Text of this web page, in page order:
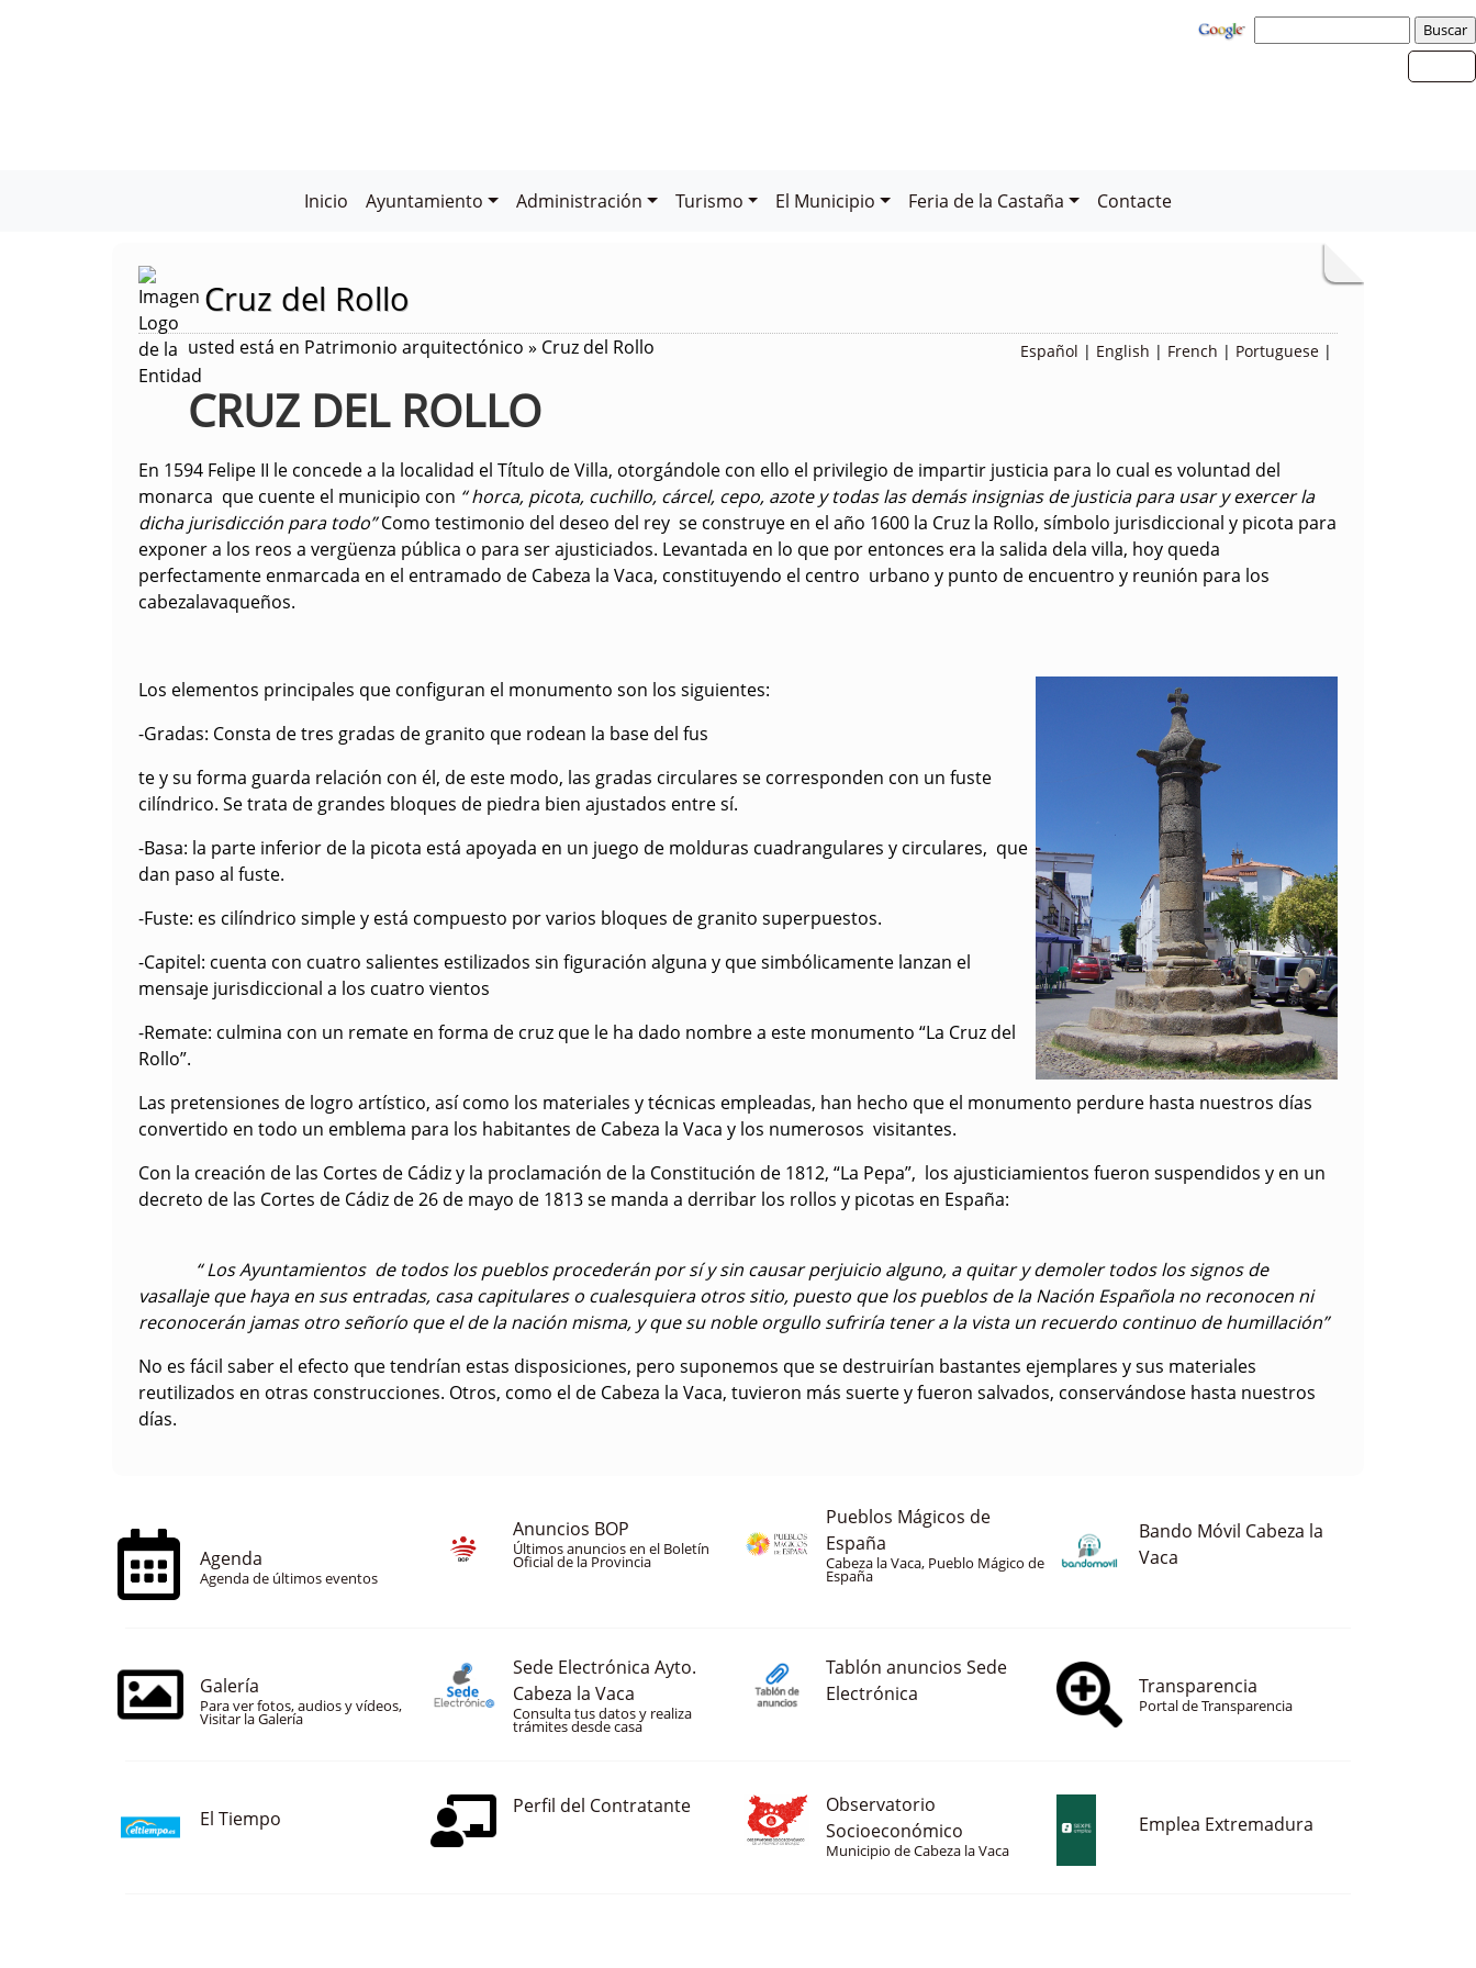
Inicio Ayuntamiento Administración Turismo El Municipio Feria de la Castaña Contacte
Cruz del Rollo
Español | English | French | Portuguese |
usted está en Patrimonio arquitectónico » Cruz del Rollo
CRUZ DEL ROLLO
En 1594 Felipe II le concede a la localidad el Título de Villa, otorgándole con ello el privilegio de impartir justicia para lo cual es voluntad del
monarca que cuente el municipio con “ horca, picota, cuchillo, cárcel, cepo, azote y todas las demás insignias de justicia para usar y exercer la
dicha jurisdicción para todo”Como testimonio del deseo del rey se construye en el año 1600 la Cruz la Rollo, símbolo jurisdiccional y picota para
exponer a los reos a vergüenza pública o para ser ajusticiados. Levantada en lo que por entonces era la salida dela villa, hoy queda
perfectamente enmarcada en el entramado de Cabeza la Vaca, constituyendo el centro urbano y punto de encuentro y reunión para los
cabezalavaqueños.
Los elementos principales que configuran el monumento son los siguientes:
-Gradas: Consta de tres gradas de granito que rodean la base del fus
te y su forma guarda relación con él, de este modo, las gradas circulares se corresponden con un fuste
cilíndrico. Se trata de grandes bloques de piedra bien ajustados entre sí.
-Basa: la parte inferior de la picota está apoyada en un juego de molduras cuadrangulares y circulares, que
dan paso al fuste.
-Fuste: es cilíndrico simple y está compuesto por varios bloques de granito superpuestos.
-Capitel: cuenta con cuatro salientes estilizados sin figuración alguna y que simbólicamente lanzan el
mensaje jurisdiccional a los cuatro vientos
-Remate: culmina con un remate en forma de cruz que le ha dado nombre a este monumento “La Cruz del
Rollo”.
Las pretensiones de logro artístico, así como los materiales y técnicas empleadas, han hecho que el monumento perdure hasta nuestros días
convertido en todo un emblema para los habitantes de Cabeza la Vaca y los numerosos visitantes.
Con la creación de las Cortes de Cádiz y la proclamación de la Constitución de 1812, “La Pepa”, los ajusticiamientos fueron suspendidos y en un
decreto de las Cortes de Cádiz de 26 de mayo de 1813 se manda a derribar los rollos y picotas en España:
“ Los Ayuntamientos de todos los pueblos procederán por sí y sin causar perjuicio alguno, a quitar y demoler todos los signos de
vasallaje que haya en sus entradas, casa capitulares o cualesquiera otros sitio, puesto que los pueblos de la Nación Española no reconocen ni
reconocerán jamas otro señorío que el de la nación misma, y que su noble orgullo sufriría tener a la vista un recuerdo continuo de humillación”
No es fácil saber el efecto que tendrían estas disposiciones, pero suponemos que se destruirían bastantes ejemplares y sus materiales
reutilizados en otras construcciones. Otros, como el de Cabeza la Vaca, tuvieron más suerte y fueron salvados, conservándose hasta nuestros
días.
Agenda
Agenda de últimos eventos
Anuncios BOP
Últimos anuncios en el Boletín
Oficial de la Provincia
Pueblos Mágicos de
España
Cabeza la Vaca, Pueblo Mágico de
España
Bando Móvil Cabeza la
Vaca
Galería
Para ver fotos, audios y vídeos,
Visitar la Galería
Sede Electrónica Ayto.
Cabeza la Vaca
Consulta tus datos y realiza
trámites desde casa
Tablón anuncios Sede
Electrónica
Transparencia
Portal de Transparencia
El Tiempo
Perfil del Contratante
Observatorio
Socioeconómico
Municipio de Cabeza la Vaca
Emplea Extremadura